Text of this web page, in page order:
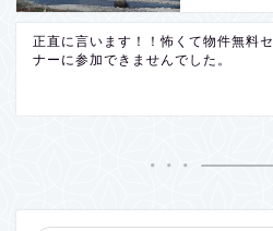
正直に言います！！怖くて物件無料セ
ナーに参加できませんでした。